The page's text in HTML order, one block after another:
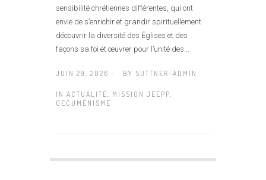
sensibilité chrétiennes différentes, qui ont
envie de s’enrichir et grandir spirituellement
découvrir la diversité des Églises et des
façons sa foi et œuvrer pour l’unité des...
JUIN 29, 2026 - BY SUTTNER-ADMIN
IN ACTUALITÉ, MISSION JEEPP,
OECUMÉNISME